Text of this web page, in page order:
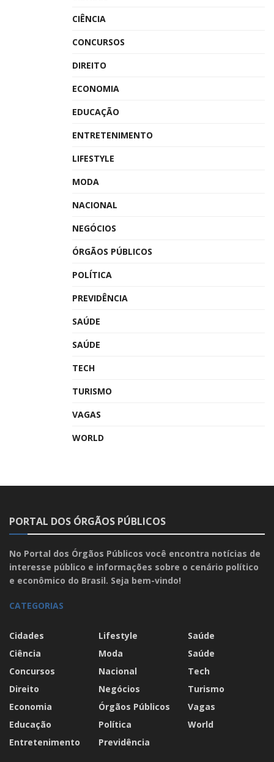
CIÊNCIA
CONCURSOS
DIREITO
ECONOMIA
EDUCAÇÃO
ENTRETENIMENTO
LIFESTYLE
MODA
NACIONAL
NEGÓCIOS
ÓRGÃOS PÚBLICOS
POLÍTICA
PREVIDÊNCIA
SAÚDE
SAÚDE
TECH
TURISMO
VAGAS
WORLD
PORTAL DOS ÓRGÃOS PÚBLICOS
No Portal dos Órgãos Públicos você encontra notícias de
interesse público e informações sobre o cenário político
e econômico do Brasil. Seja bem-vindo!
CATEGORIAS
Cidades
Ciência
Concursos
Direito
Economia
Educação
Entretenimento
Lifestyle
Moda
Nacional
Negócios
Órgãos Públicos
Política
Previdência
Saúde
Saúde
Tech
Turismo
Vagas
World